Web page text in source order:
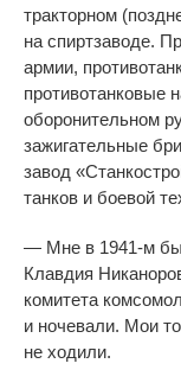
тракторном
на спиртзаводе.
армии,
противотанковые
оборонительном
зажигательные
завод «
танков и боевой
— Мне в 1941-м
Клавдия
комитета
и ночевали. Мои
не ходили.